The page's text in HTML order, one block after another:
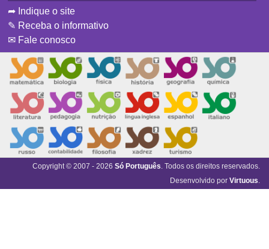
➦ Indique o site
✎ Receba o informativo
✉ Fale conosco
Copyright © 2007 - 2026 Só Português. Todos os direitos reservados.
Desenvolvido por Virtuous.